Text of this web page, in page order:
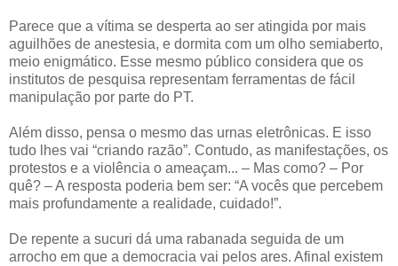
Parece que a vítima se desperta ao ser atingida por mais
aguilhões de anestesia, e dormita com um olho semiaberto,
meio enigmático. Esse mesmo público considera que os
institutos de pesquisa representam ferramentas de fácil
manipulação por parte do PT.
Além disso, pensa o mesmo das urnas eletrônicas. E isso
tudo lhes vai “criando razão”. Contudo, as manifestações, os
protestos e a violência o ameaçam... – Mas como? – Por
quê? – A resposta poderia bem ser: “A vocês que percebem
mais profundamente a realidade, cuidado!”.
De repente a sucuri dá uma rabanada seguida de um
arrocho em que a democracia vai pelos ares. Afinal existem